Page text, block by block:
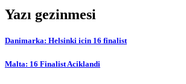
Yazı gezinmesi
Danimarka: Helsinki icin 16 finalist
Malta: 16 Finalist Aciklandi